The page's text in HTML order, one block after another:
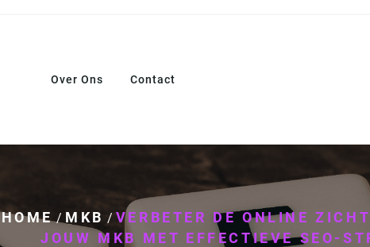
Over Ons Contact
HOME/ MKB / VERBETER DE ONLINE
JOUW MKB MET EFFECTIEVE SEO-